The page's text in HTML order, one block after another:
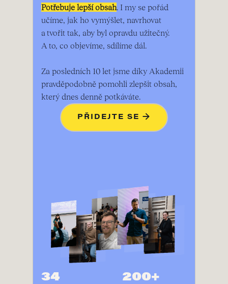
Potřebuje lepší obsah. I my se pořád
učíme, jak ho vymýšlet, navrhovat
a tvořit tak, aby byl opravdu užitečný.
A to, co objevíme, sdílíme dál.
Za posledních 10 let jsme díky Akademii
pravděpodobně pomohli zlepšit obsah,
který dnes denně potkáváte.
PŘIDEJTE SE →
34 200+